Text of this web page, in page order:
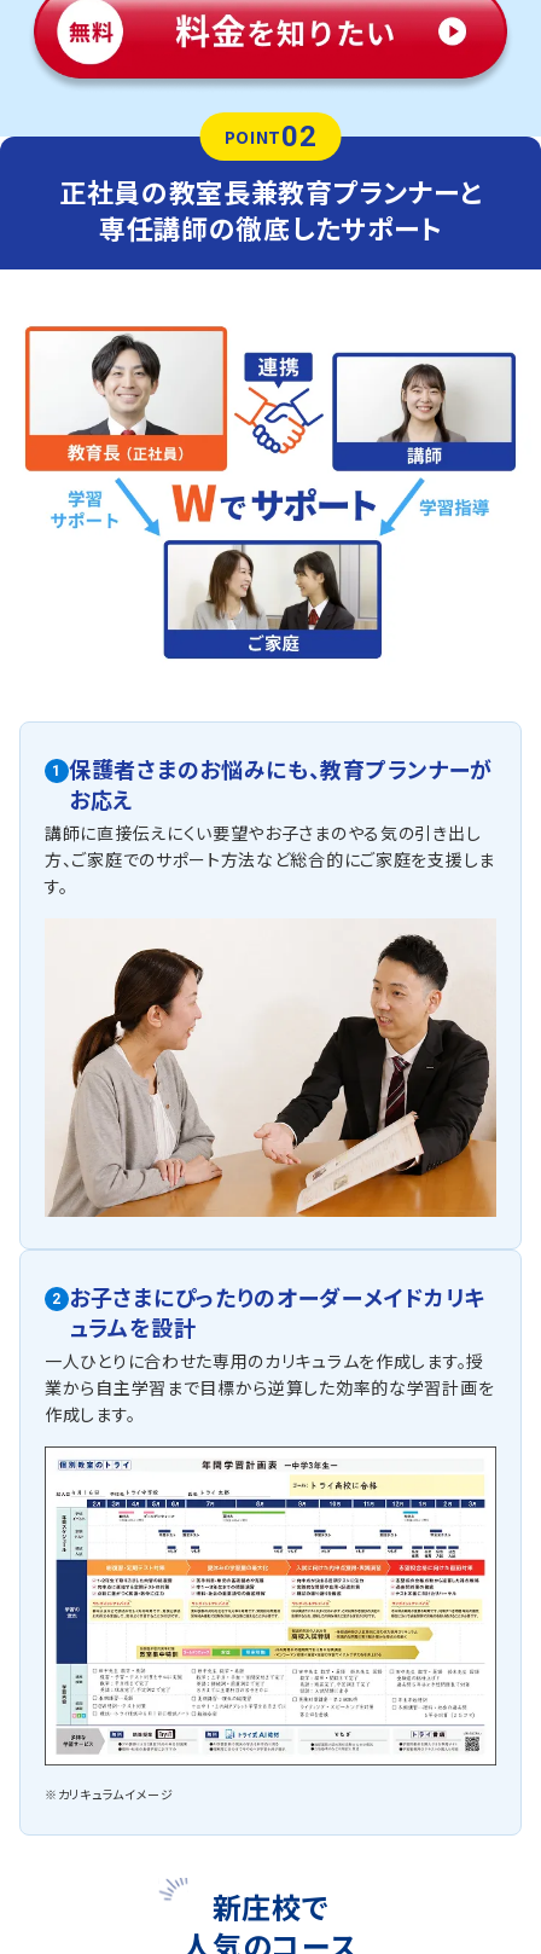
POINT02
正社員の教室長兼教育プランナーと
専任講師の徹底したサポート
1 保護者さまのお悩みにも、教育プランナーが
お応え
講師に直接伝えにくい要望やお子さまのやる気の引き出し
方、ご家庭でのサポート方法など総合的にご家庭を支援しま
す。
2 お子さまにぴったりのオーダーメイドカリキ
ュラムを設計
一人ひとりに合わせた専用のカリキュラムを作成します。授
業から自主学習まで目標から逆算した効率的な学習計画を
作成します。
※カリキュラムイメージ
新庄校で
人気のコース